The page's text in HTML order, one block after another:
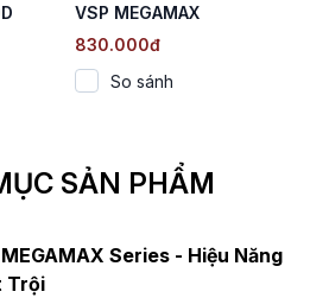
VSP MEGAMAX
VS650D (650W /
Cybenetics Silver /
Active PFC / DC to DC)
830.000đ
So sánh
SẢN PHẨM
Series - Hiệu Năng
Trội